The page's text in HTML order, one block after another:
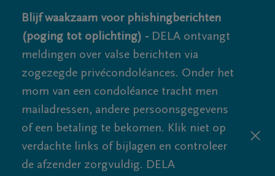
Blijf waakzaam voor phishingberichten
(poging tot oplichting) - DELA ontvangt
meldingen over valse berichten via
zogezegde privécondoléances. Onder het
mom van een condoléance tracht men
mailadressen, andere persoonsgegevens
of een betaling te bekomen. Klik niet op
verdachte links of bijlagen en controleer
de afzender zorgvuldig. DELA